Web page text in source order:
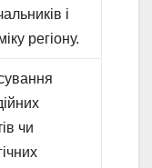
і
регіону.
чи